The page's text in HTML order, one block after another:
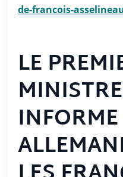
de-francois-
LE